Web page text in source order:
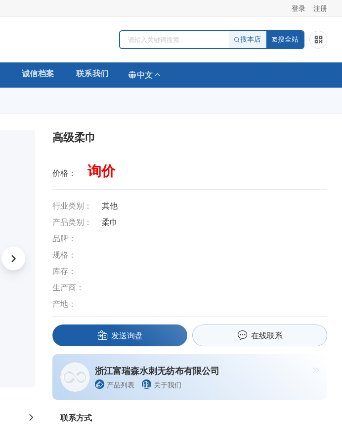
登录 注册
搜本店 搜全站
诚信档案 联系我们 中文
高级柔巾
价格： 询价
行业类别：
其他
产品类别：
柔巾
品牌：
规格：
库存：
生产商：
产地：
发送询盘 在线联系
浙江富瑞森水刺无纺布有限公司
产品列表 关于我们
联系方式